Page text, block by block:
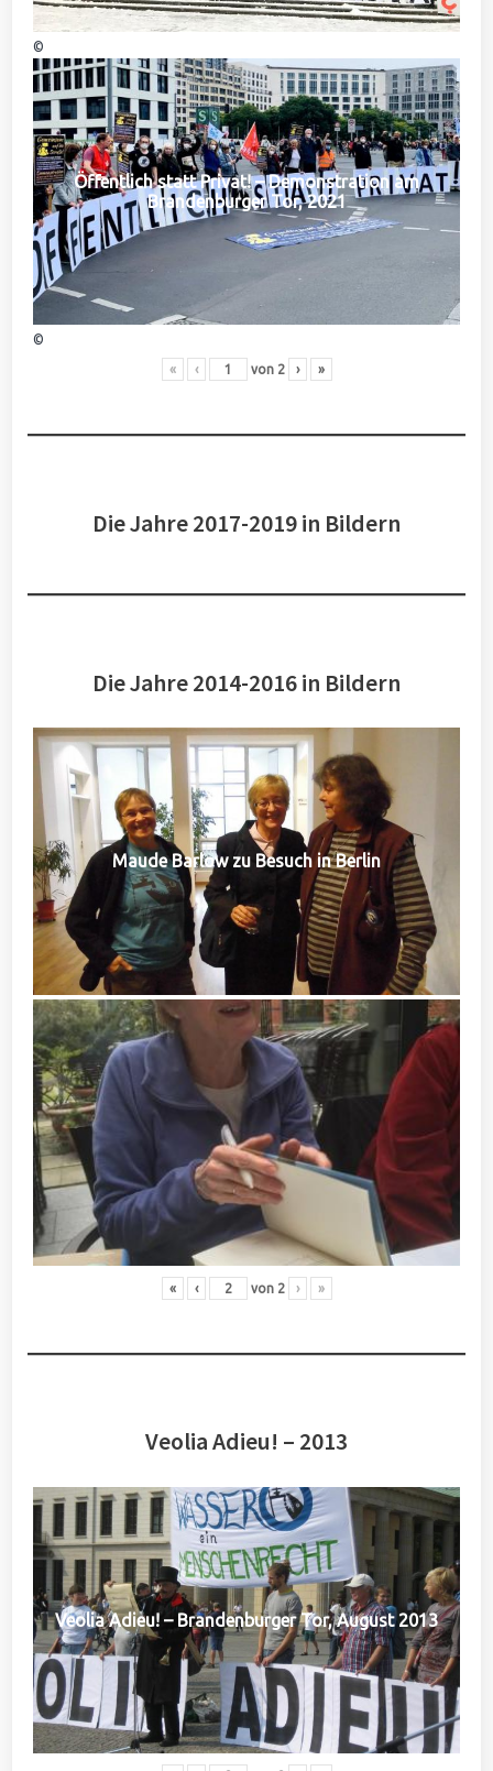
©
Öffentlich statt Privat! – Demonstration am
Brandenburger Tor, 2021
©
« ‹ von 2 › »
Die Jahre 2017-2019 in Bildern
Die Jahre 2014-2016 in Bildern
Maude Barlow zu Besuch in Berlin
« ‹ von 2 › »
Veolia Adieu! – 2013
Veolia Adieu! – Brandenburger Tor, August 2013